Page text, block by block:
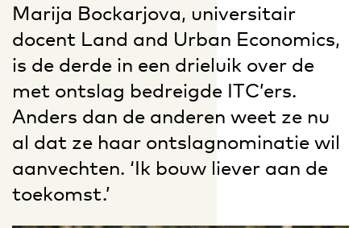
Marija Bockarjova, universitair
docent Land and Urban Economics,
is de derde in een drieluik over de
met ontslag bedreigde ITC’ers.
Anders dan de anderen weet ze nu
al dat ze haar ontslagnominatie wil
aanvechten. ‘Ik bouw liever aan de
toekomst.’